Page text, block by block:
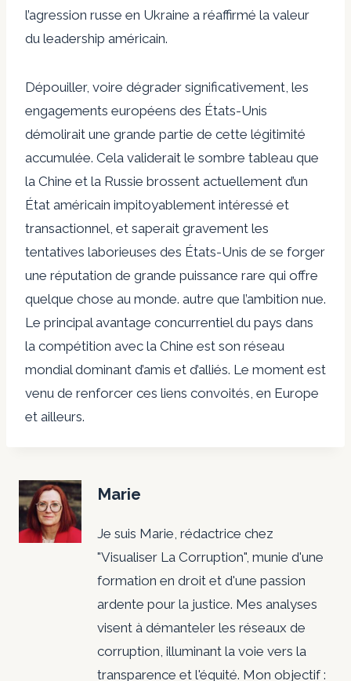
l’agression russe en Ukraine a réaffirmé la valeur
du leadership américain.
Dépouiller, voire dégrader significativement, les
engagements européens des États-Unis
démolirait une grande partie de cette légitimité
accumulée. Cela validerait le sombre tableau que
la Chine et la Russie brossent actuellement d’un
État américain impitoyablement intéressé et
transactionnel, et saperait gravement les
tentatives laborieuses des États-Unis de se forger
une réputation de grande puissance rare qui offre
quelque chose au monde. autre que l’ambition nue.
Le principal avantage concurrentiel du pays dans
la compétition avec la Chine est son réseau
mondial dominant d’amis et d’alliés. Le moment est
venu de renforcer ces liens convoités, en Europe
et ailleurs.
Marie
Je suis Marie, rédactrice chez
"Visualiser La Corruption", munie d'une
formation en droit et d'une passion
ardente pour la justice. Mes analyses
visent à démanteler les réseaux de
corruption, illuminant la voie vers la
transparence et l'équité. Mon objectif :